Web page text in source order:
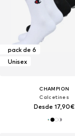
pack de 6
Unisex
CHAMPION
Calcetines
Desde 17,90€